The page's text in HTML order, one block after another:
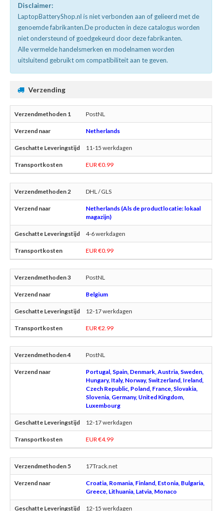
Disclaimer:
LaptopBatteryShop.nl is niet verbonden aan of gelieerd met de
genoemde fabrikanten.De producten in deze catalogus worden
niet ondersteund of goedgekeurd door deze fabrikanten.
Alle vermelde handelsmerken en modelnamen worden
uitsluitend gebruikt om compatibiliteit aan te geven.
Verzending
PostNL
Netherlands
11-15 werkdagen
EUR €0.99
DHL / GLS
Netherlands (Als de productlocatie: lokaal
magazijn)
4-6 werkdagen
EUR €0.99
PostNL
Belgium
12-17 werkdagen
EUR €2.99
PostNL
Portugal, Spain, Denmark, Austria, Sweden,
Hungary, Italy, Norway, Switzerland, Ireland,
Czech Republic, Poland, France, Slovakia,
Slovenia, Germany, United Kingdom,
Luxembourg
12-17 werkdagen
EUR €4.99
17Track.net
Croatia, Romania, Finland, Estonia, Bulgaria,
Greece, Lithuania, Latvia, Monaco
12-15 werkdagen